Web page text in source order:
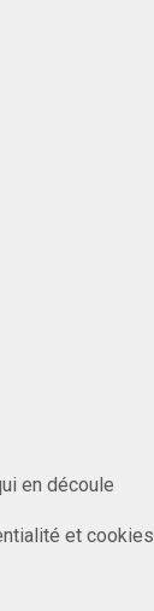
en découle
et cookies